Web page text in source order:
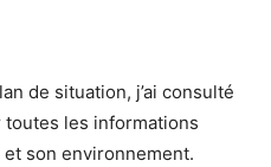
de situation, j’ai consulté
toutes les informations
son environnement.